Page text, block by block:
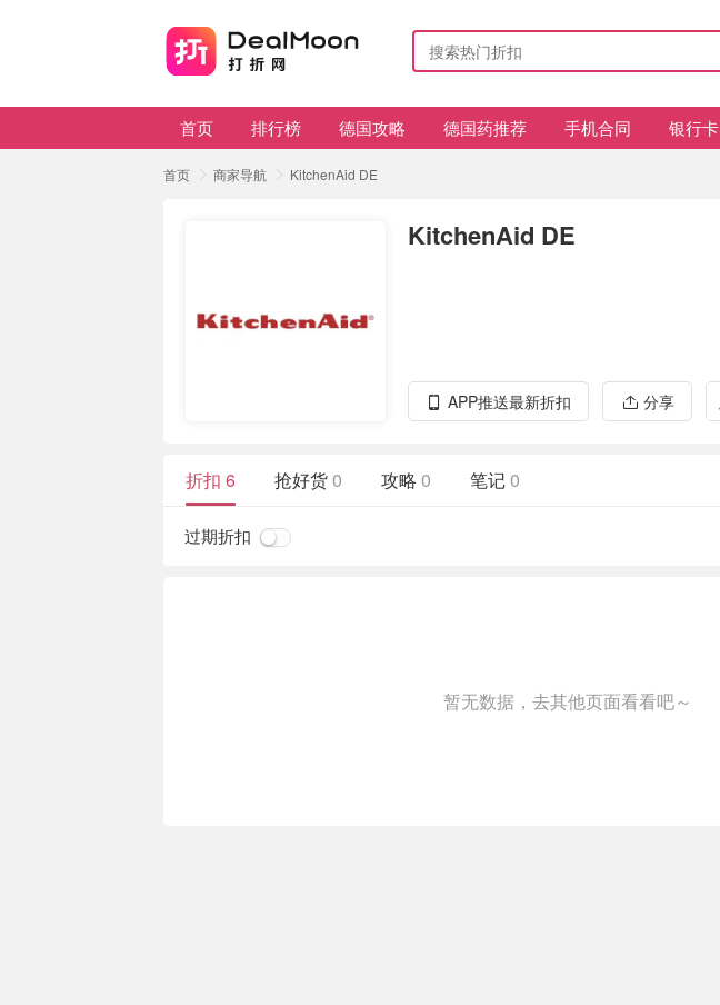
首页 排行榜 德国攻略 德国药推荐 手机合同 银行卡
首页 商家导航 KitchenAid DE
KitchenAid DE
APP推送最新折扣 分享
折扣 6 抢好货0 攻略 0 笔记0
过期折扣
暂无数据，去其他页面看看吧～